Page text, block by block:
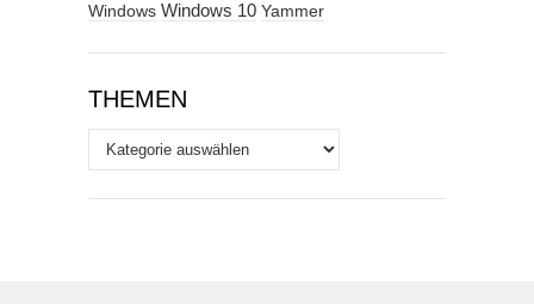
Windows Windows 10 Yammer
THEMEN
Themen